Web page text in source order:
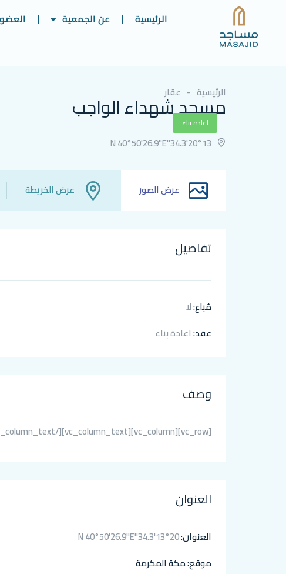
الرئيسية عن الجمعية
الرئيسية عقار
مسجد شهداء الواجب
اعادة بناء
عرض الصور عرض الخريطة
تفاصيل
مُباع:
عقد:
وصف
[vc_row][vc_column][vc_column_text][/vc_column_text][/vc_column][/vc_row]
العنوان
العنوان:
موقع:مكة المكرمة